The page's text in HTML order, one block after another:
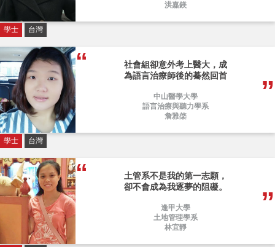
洪嘉鎂
學士 台灣
社會組卻意外考上醫大，成
為語言治療師後的驀然回首
中山醫學大學
語言治療與聽力學系
詹雅棨
學士 台灣
土管系不是我的第一志願，
卻不會成為我逐夢的阻礙。
逢甲大學
土地管理學系
林宜靜